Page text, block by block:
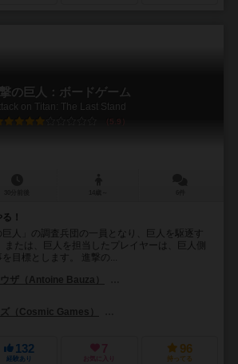
の巨人：ボードゲーム
on Titan: The Last Stand
5.9
！
巨人」の調査兵団の一員となり、巨人を駆逐す
または、巨人を担当したプレイヤーは、巨人側
目標とします。 進撃の...
ザ（Antoine Bauza）
（Cosmic Games）
132
経験あり
7
お気に入り
96
持ってる